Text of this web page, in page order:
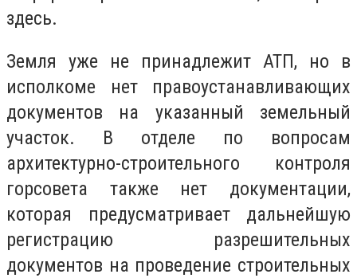
здесь.
Земля уже не принадлежит АТП, но в
исполкоме нет правоустанавливающих
документов на указанный земельный
участок. В отделе по вопросам
архитектурно-строительного контроля
горсовета также нет документации,
которая предусматривает дальнейшую
регистрацию разрешительных
документов на проведение строительных